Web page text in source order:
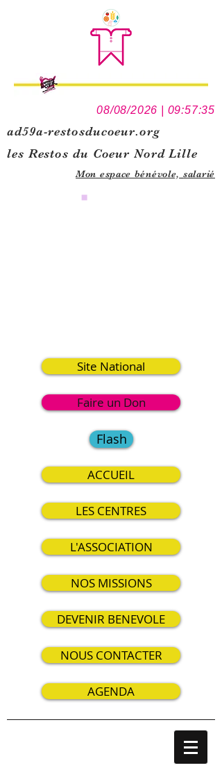
08/08/2026 | 09:57:35
ad59a-restosducoeur.org
les Restos du Coeur Nord Lille
Mon espace bénévole, salarié
Site National
Faire un Don
Flash
ACCUEIL
LES CENTRES
L'ASSOCIATION
NOS MISSIONS
DEVENIR BENEVOLE
NOUS CONTACTER
AGENDA